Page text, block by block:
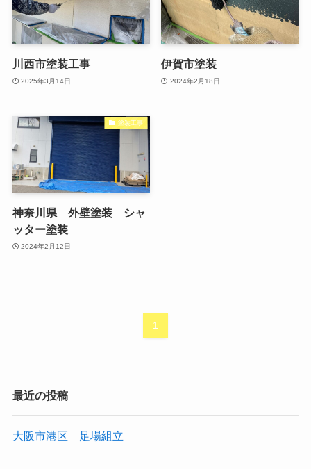
川西市塗装工事
2025年3月14日
伊賀市塗装
2024年2月18日
塗装工事
神奈川県 外壁塗装 シャ
ッター塗装
2024年2月12日
1
最近の投稿
大阪市港区 足場組立